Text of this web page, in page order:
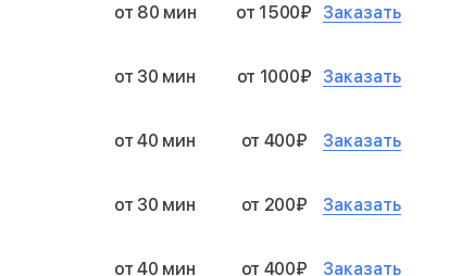
от 80 мин от 1500₽ Заказать
от 30 мин от 1000₽ Заказать
от 40 мин от 400₽ Заказать
от 30 мин от 200₽ Заказать
от 40 мин от 400₽ Заказать